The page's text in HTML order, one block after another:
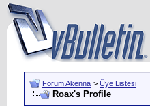
Forum Akenna > Üye Listesi
Roax's Profile